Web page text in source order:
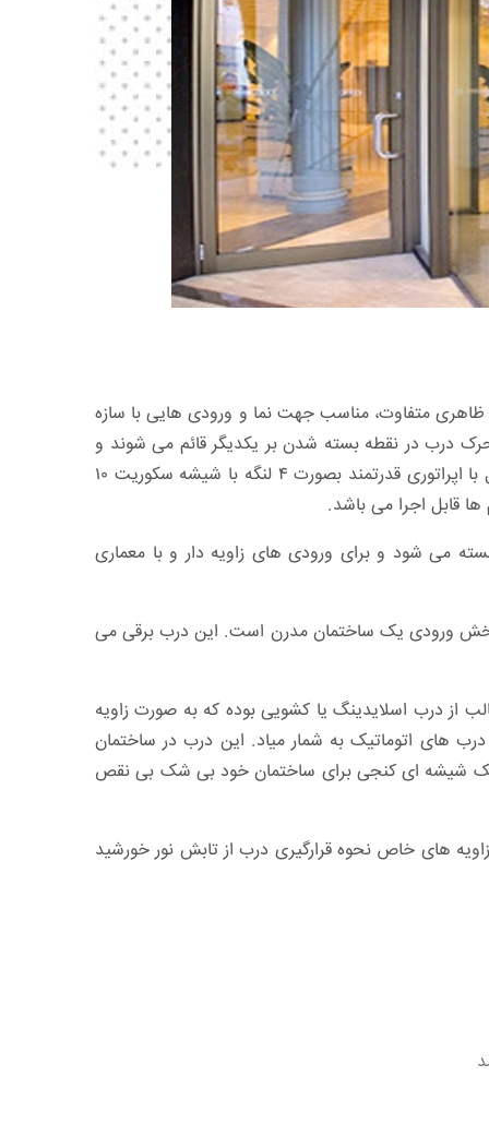
ظاهری متفاوت، مناسب جهت نما و ورودی هایی با سازه
درب در نقطه بسته شدن بر یکدیگر قائم می شوند و
بدین صورت شکلی مثلثی به سازه دستگاه می دهد. این محصول با اپراتوری قدرتمند بصورت ۴ لنگه با شیشه سکوریت ۱۰
قابل اجرا می باشد.
کشویی و با زاویه ۹۰ درجه باز و بسته می شود و برای ورودی های زاویه دار و با معماری
بخش ورودی یک ساختمان مدرن است. این درب برقی می
از درب اسلایدینگ یا کشویی بوده که به صورت زاویه
های اتوماتیک به شمار میاد. این درب در ساختمان
شیشه ای کنجی برای ساختمان خود بی شک بی نقص
های خاص نحوه قرارگیری درب از تابش نور خورشید